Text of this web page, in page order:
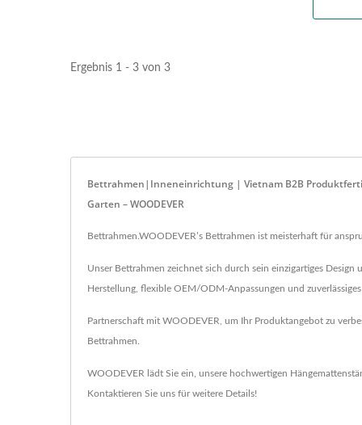
Ergebnis 1 - 3 von 3
Bettrahmen|Inneneinrichtung | Vietnam B2B
Garten – WOODEVER
Bettrahmen.WOODEVER’s Bettrahmen ist meisterhaft für
Unser Bettrahmen zeichnet sich durch sein einzigartiges
Herstellung, flexible OEM/ODM-Anpassungen und
Partnerschaft mit WOODEVER, um Ihr Produktangebot zu
Bettrahmen.
WOODEVER lädt Sie ein, unsere hochwertigen
Kontaktieren Sie uns für weitere Details!